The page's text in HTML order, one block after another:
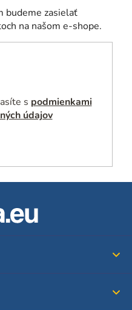
budeme zasielať
na našom e-shope.
s podmienkami
údajov